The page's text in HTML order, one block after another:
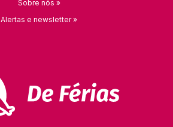
Sobre nós »
Alertas e newsletter »